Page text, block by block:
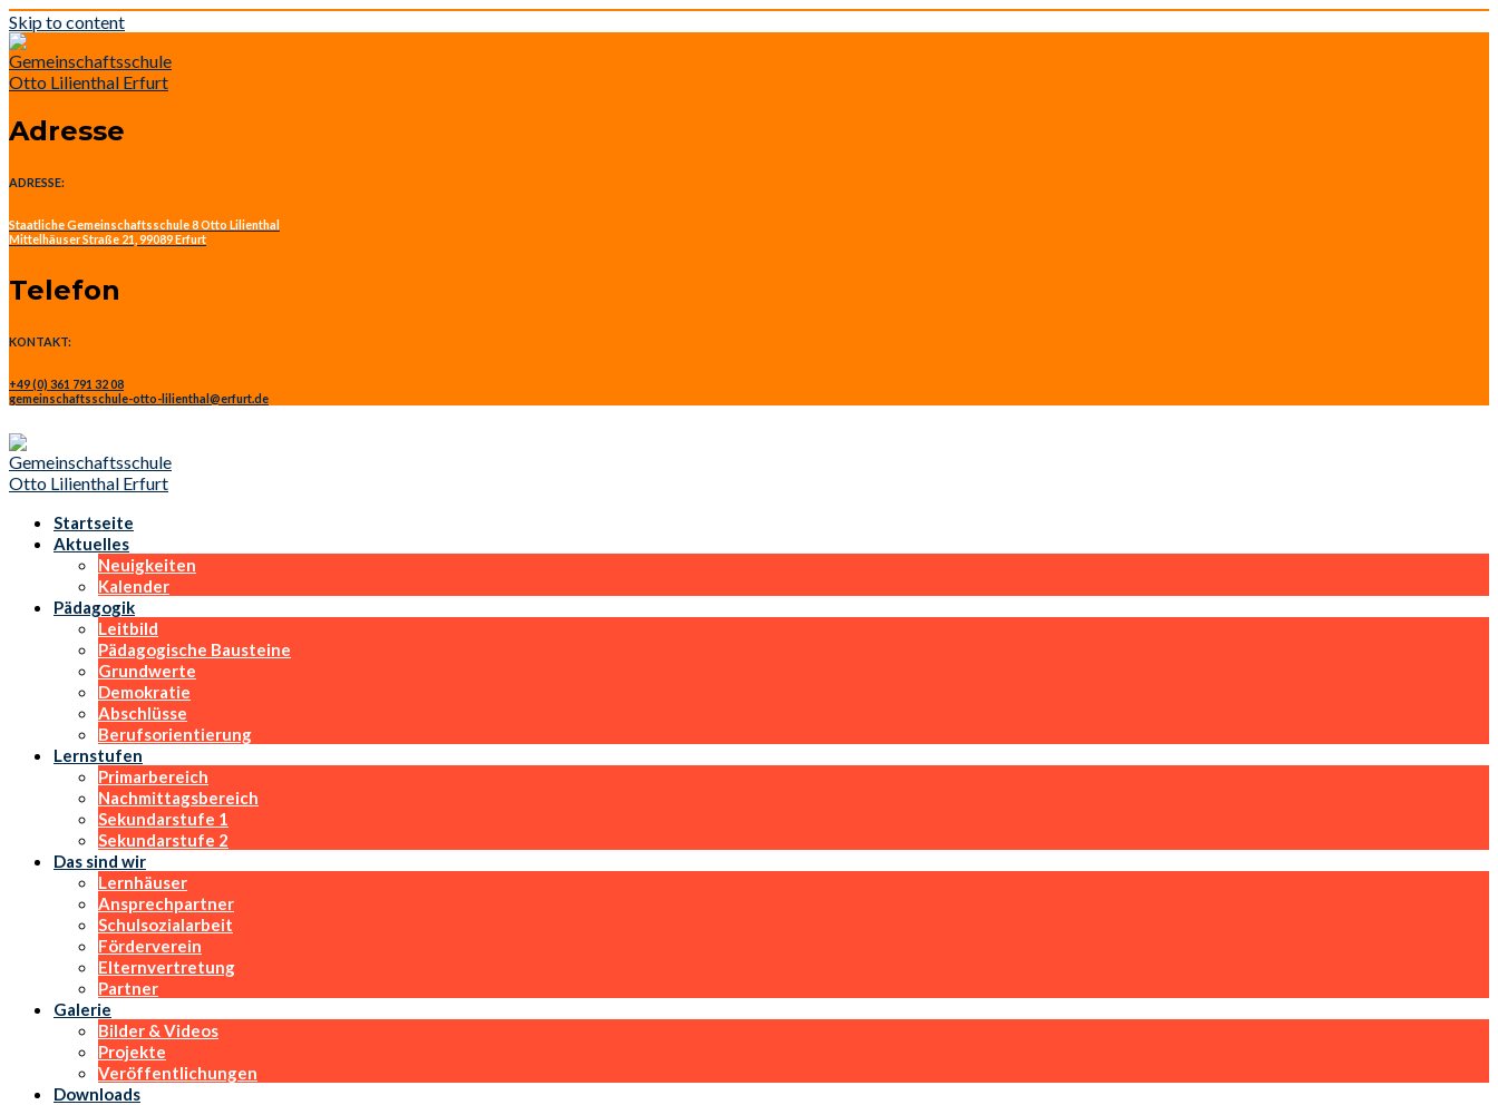
Skip to content
Adresse
ADRESSE:
Staatliche Gemeinschaftsschule 8 Otto Lilienthal
Mittelhäuser Straße 21, 99089 Erfurt
Telefon
KONTAKT:
+49 (0) 361 791 32 08
gemeinschaftsschule-otto-lilienthal@erfurt.de
Startseite
Aktuelles
Neuigkeiten
Kalender
Pädagogik
Leitbild
Pädagogische Bausteine
Grundwerte
Demokratie
Abschlüsse
Berufsorientierung
Lernstufen
Primarbereich
Nachmittagsbereich
Sekundarstufe 1
Sekundarstufe 2
Das sind wir
Lernhäuser
Ansprechpartner
Schulsozialarbeit
Förderverein
Elternvertretung
Partner
Galerie
Bilder & Videos
Projekte
Veröffentlichungen
Downloads